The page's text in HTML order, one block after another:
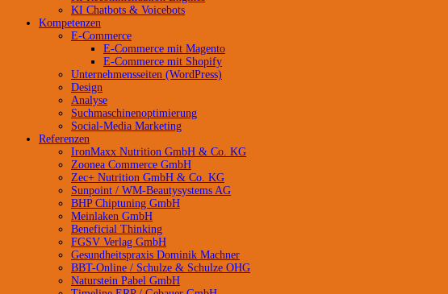
KI Chatbots & Voicebots
Kompetenzen
E-Commerce
E-Commerce mit Magento
E-Commerce mit Shopify
Unternehmensseiten (WordPress)
Design
Analyse
Suchmaschinenoptimierung
Social-Media Marketing
Referenzen
IronMaxx Nutrition GmbH & Co. KG
Zoonea Commerce GmbH
Zec+ Nutrition GmbH & Co. KG
Sunpoint / WM-Beautysystems AG
BHP Chiptuning GmbH
Meinlaken GmbH
Beneficial Thinking
FGSV Verlag GmbH
Gesundheitspraxis Dominik Machner
BBT-Online / Schulze & Schulze OHG
Naturstein Pabel GmbH